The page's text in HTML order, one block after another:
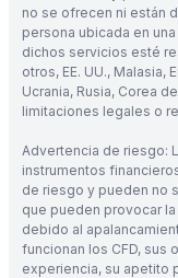
no se ofrecen ni están
persona ubicada en
dichos servicios esté
otros, EE. UU., Malasia,
Ucrania, Rusia, Corea
limitaciones legales o
Advertencia de riesgo:
instrumentos
de riesgo y pueden no
que pueden provocar
debido al
funcionan los CFD, sus
experiencia, su apetito